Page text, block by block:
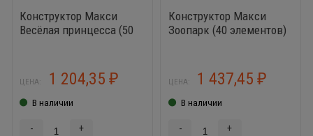
Конструктор Макси
Весёлая принцесса (50
ЦЕНА: 1 204,35 ₽
В наличии
- +
Конструктор Макси
Зоопарк (40 элементов)
ЦЕНА: 1 437,45₽
В наличии
- +